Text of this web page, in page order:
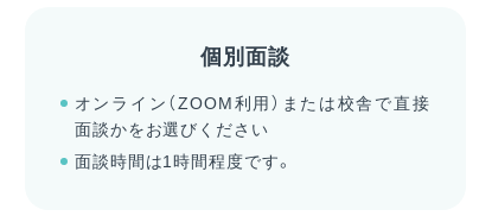
個別面談
オンライン（ZOOM利用）または校舎で直接
面談かをお選びください
面談時間は1時間程度です。